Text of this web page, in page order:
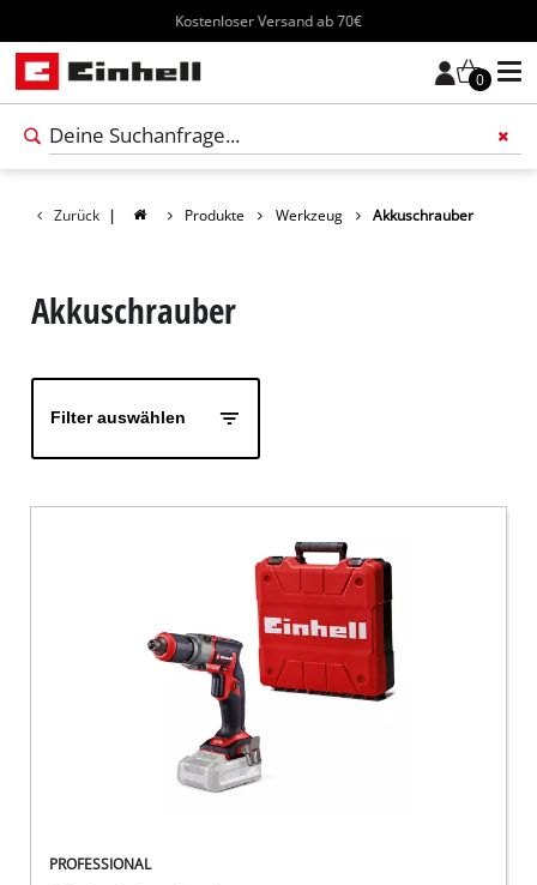
Kostenloser Versand ab 70€
0
Zurück | Produkte Werkzeug Akkuschrauber
Akkuschrauber
Filter auswählen
PROFESSIONAL